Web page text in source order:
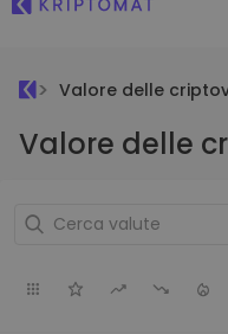
Valore delle
Valore delle